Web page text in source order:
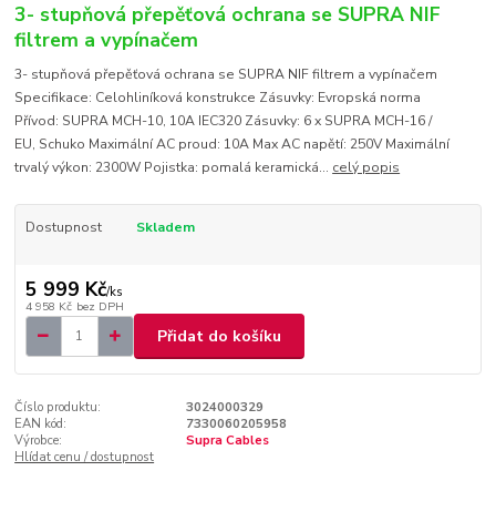
3- stupňová přepěťová ochrana se SUPRA NIF
filtrem a vypínačem
3- stupňová přepěťová ochrana se SUPRA NIF filtrem a vypínačem
Specifikace: Celohliníková konstrukce Zásuvky: Evropská norma
Přívod: SUPRA MCH-10, 10A IEC320 Zásuvky: 6 x SUPRA MCH-16 /
EU, Schuko Maximální AC proud: 10A Max AC napětí: 250V Maximální
trvalý výkon: 2300W Pojistka: pomalá keramická... celý popis
Dostupnost Skladem
5 999 Kč/ks
4 958 Kč bez DPH
Přidat do košíku
Číslo produktu:
3024000329
EAN kód:
7330060205958
Výrobce:
Supra Cables
Hlídat cenu / dostupnost